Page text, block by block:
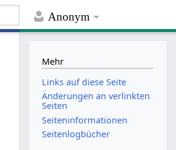
Anonym
Mehr
Links auf diese Seite
Änderungen an verlinkten
Seiten
Seiten­­informationen
Seitenlogbücher